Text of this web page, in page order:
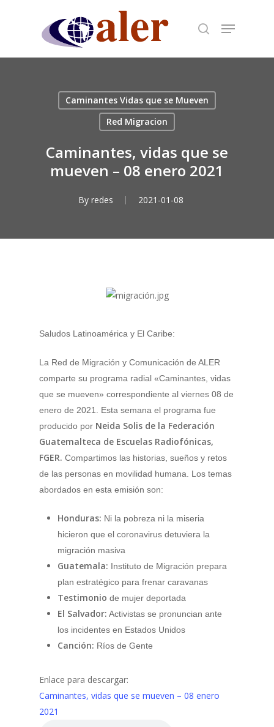
content
Caminantes Vidas que se Mueven
Red Migracion
Caminantes, vidas que se
mueven – 08 enero 2021
By redes 2021-01-08
Saludos Latinoamérica y El Caribe:
La Red de Migración y Comunicación de ALER
comparte su programa radial «Caminantes, vidas
que se mueven» correspondiente al viernes 08 de
enero de 2021. Esta semana el programa fue
producido por Neida Solis de la Federación
Guatemalteca de Escuelas Radiofónicas,
FGER. Compartimos las historias, sueños y retos
de las personas en movilidad humana. Los temas
abordados en esta emisión son:
Honduras: Ni la pobreza ni la miseria
hicieron que el coronavirus detuviera la
migración masiva
Guatemala: Instituto de Migración prepara
plan estratégico para frenar caravanas
Testimonio de mujer deportada
El Salvador: Activistas se pronuncian ante
los incidentes en Estados Unidos
Canción: Ríos de Gente
Enlace para descargar:
Caminantes, vidas que se mueven – 08 enero
2021